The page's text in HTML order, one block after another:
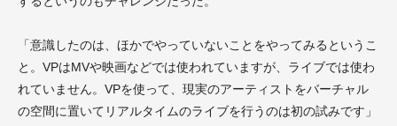
「意識したのは、ほかでやっていないことをやってみるというこ
と。VPはMVや映画などでは使われていますが、ライブでは使わ
れていません。VPを使って、現実のアーティストをバーチャル
の空間に置いてリアルタイムのライブを行うのは初の試みです」